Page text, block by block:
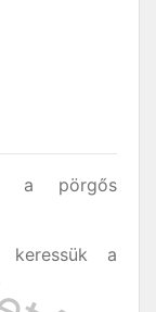
a pörgős
keressük a